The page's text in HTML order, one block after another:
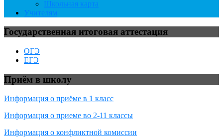
Школьная карта
Учителям
Государственная итоговая аттестация
ОГЭ
ЕГЭ
Приём в школу
Информация о приёме в 1 класс
Информация о приеме во 2-11 классы
Информация о конфликтной комиссии